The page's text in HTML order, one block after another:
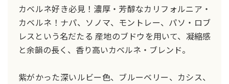
カベルネ好き必見！濃厚・芳醇なカリフォルニア・
カベルネ！ナパ、ソノマ、モントレー、パソ・ロブ
レスという名だたる 産地のブドウを用いて、凝縮感
と余韻の長く、香り高いカベルネ・ブレンド。
紫がかった深いルビー色、ブルーベリー、カシス、